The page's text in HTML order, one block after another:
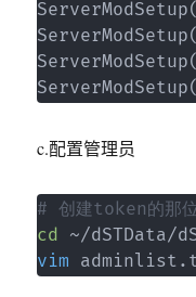
ServerModSetup(
ServerModSetup(
ServerModSetup(
ServerModSetup(
c.配置管理员
# 创建token的那
cd
vim